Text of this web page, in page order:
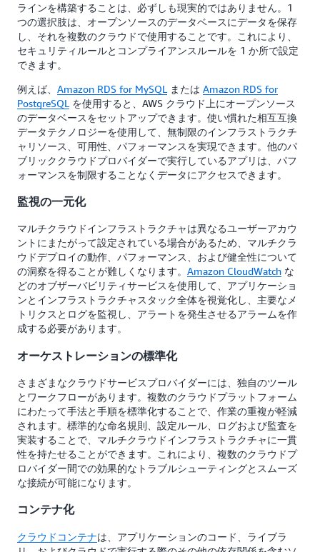
ラインを構築することは、必ずしも現実的ではありません。1
つの選択肢は、オープンソースのデータベースにデータを保存
し、それを複数のクラウドで使用することです。これにより、
セキュリティルールとコンプライアンスルールを 1 か所で設定
できます。
例えば、 Amazon RDS for MySQL または Amazon RDS for
PostgreSQL を使用すると、AWS クラウド上にオープンソース
のデータベースをセットアップできます。使い慣れた相互互換
データテクノロジーを使用して、無制限のインフラストラクチ
ャリソース、可用性、パフォーマンスを実現できます。他のパ
ブリッククラウドプロバイダーで実行しているアプリは、パフ
ォーマンスを制限することなくデータにアクセスできます。
監視の一元化
マルチクラウドインフラストラクチャは異なるユーザーアカウ
ントにまたがって設定されている場合があるため、マルチクラ
ウドデプロイの動作、パフォーマンス、および健全性について
の洞察を得ることが難しくなります。 Amazon CloudWatch な
どのオブザーバビリティサービスを使用して、アプリケーショ
ンとインフラストラクチャスタック全体を視覚化し、主要なメ
トリクスとログを監視し、アラートを発生させるアラームを作
成する必要があります。
オーケストレーションの標準化
さまざまなクラウドサービスプロバイダーには、独自のツール
とワークフローがあります。複数のクラウドプラットフォーム
にわたって手法と手順を標準化することで、作業の重複が軽減
されます。標準的な命名規則、設定ルール、ログおよび監査を
実装することで、マルチクラウドインフラストラクチャに一貫
性を持たせることができます。これにより、複数のクラウドプ
ロバイダー間での効果的なトラブルシューティングとスムーズ
な接続が可能になります。
コンテナ化
クラウドコンテナは、アプリケーションのコード、ライブラ